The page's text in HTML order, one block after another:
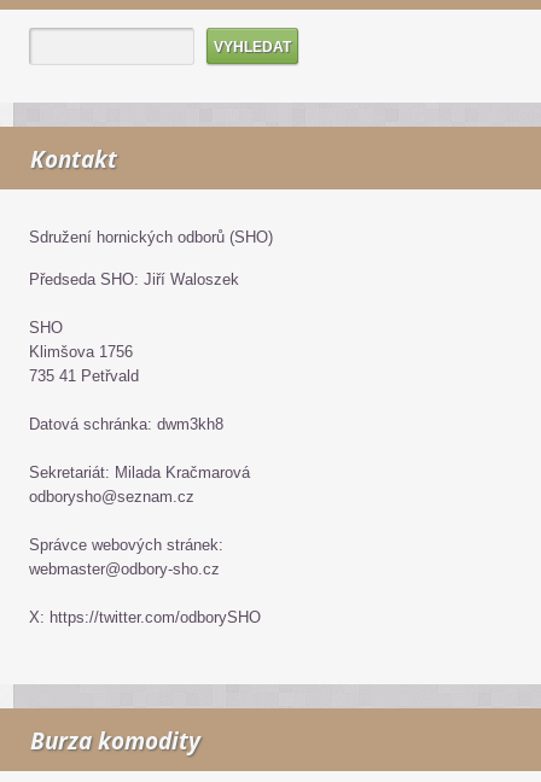
Kontakt
Sdružení hornických odborů (SHO)
Předseda SHO: Jiří Waloszek
SHO
Klimšova 1756
735 41 Petřvald
Datová schránka: dwm3kh8
Sekretariát: Milada Kračmarová
odborysho@seznam.cz
Správce webových stránek:
webmaster@odbory-sho.cz
X: https://twitter.com/odborySHO
Burza komodity